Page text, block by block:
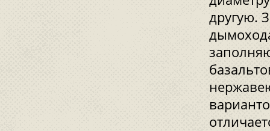
другую.